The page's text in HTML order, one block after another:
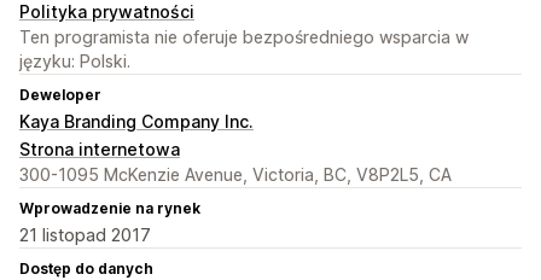
Polityka prywatności
Ten programista nie oferuje bezpośredniego wsparcia w
języku: Polski.
Deweloper
Kaya Branding Company Inc.
Strona internetowa
300-1095 McKenzie Avenue, Victoria, BC, V8P2L5, CA
Wprowadzenie na rynek
21 listopad 2017
Dostęp do danych